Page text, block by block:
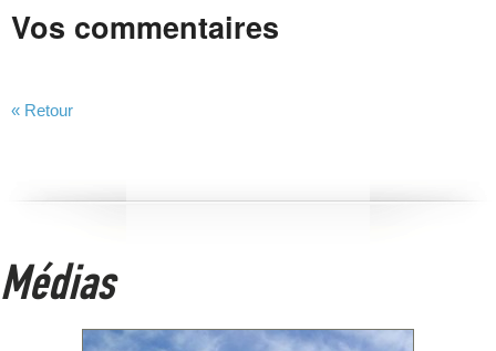
Vos commentaires
« Retour
Médias